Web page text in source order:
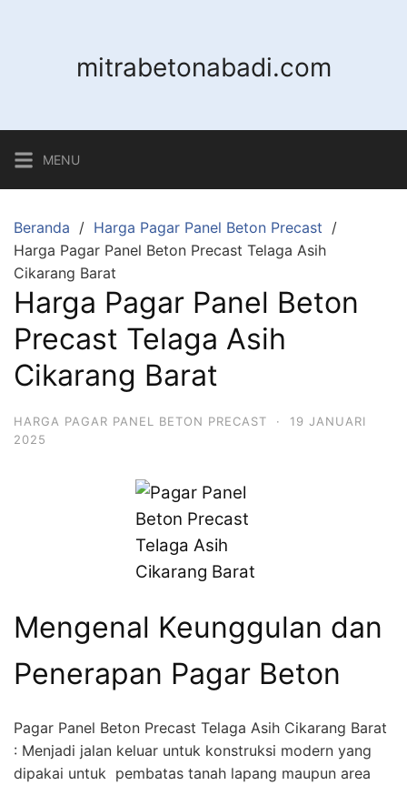
mitrabetonabadi.com
MENU
Beranda
Harga Pagar Panel Beton Precast
Harga Pagar Panel Beton Precast Telaga Asih
Cikarang Barat
Harga Pagar Panel Beton
Precast Telaga Asih
Cikarang Barat
HARGA PAGAR PANEL BETON PRECAST ·
19 JANUARI
2025
Mengenal Keunggulan dan
Penerapan Pagar Beton
Pagar Panel Beton Precast Telaga Asih Cikarang Barat
: Menjadi jalan keluar untuk konstruksi modern yang
dipakai untuk pembatas tanah lapang maupun area